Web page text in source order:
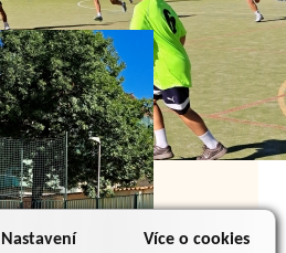
Nastavení Více o cookies